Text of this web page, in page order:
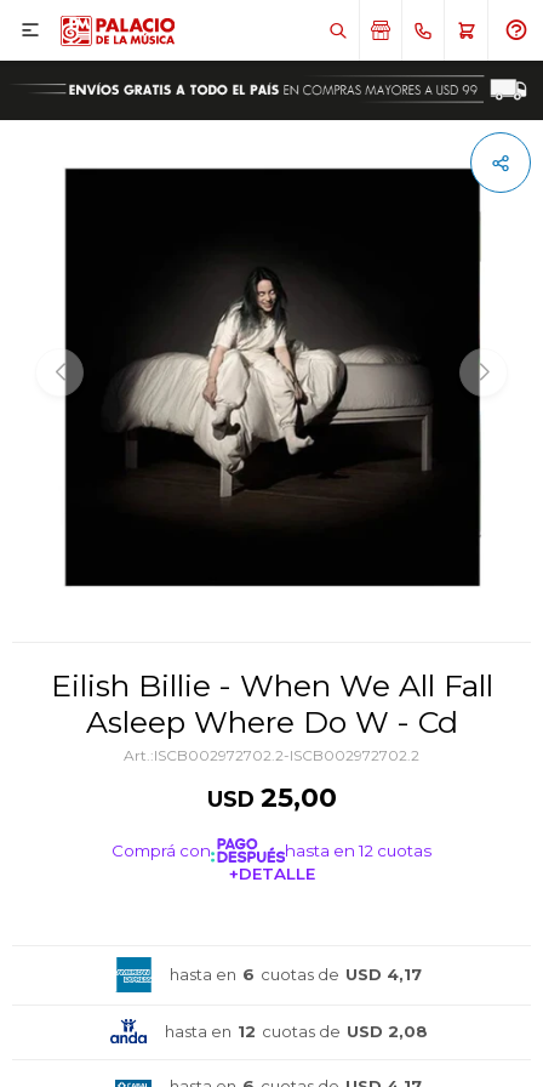

Eilish Billie - When We All Fall
Asleep Where Do W - Cd
ISCB002972702.2-ISCB002972702.2
USD 25,00
Comprá con
hasta en 12 cuotas
+DETALLE
hasta en 6 cuotas de USD 4,17
hasta en 12 cuotas de USD 2,08